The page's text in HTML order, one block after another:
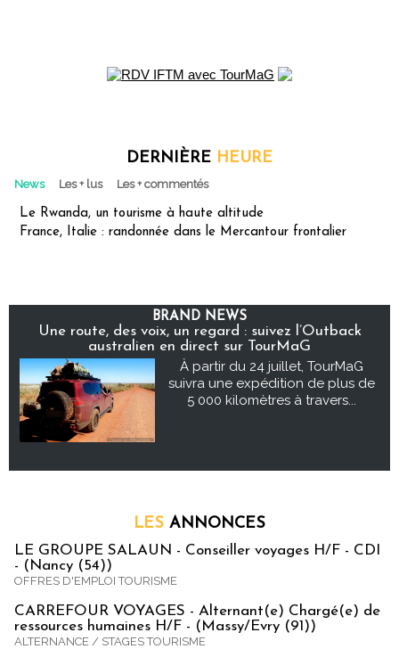
DERNIÈRE HEURE
News Les + lus Les + commentés
Le Rwanda, un tourisme à haute altitude
France, Italie : randonnée dans le Mercantour frontalier
BRAND NEWS
Une route, des voix, un regard : suivez l’Outback
australien en direct sur TourMaG
À partir du 24 juillet, TourMaG
suivra une expédition de plus de
5 000 kilomètres à travers...
LES ANNONCES
LE GROUPE SALAUN - Conseiller voyages H/F - CDI
- (Nancy (54))
OFFRES D'EMPLOI TOURISME
CARREFOUR VOYAGES - Alternant(e) Chargé(e) de
ressources humaines H/F - (Massy/Evry (91))
ALTERNANCE / STAGES TOURISME